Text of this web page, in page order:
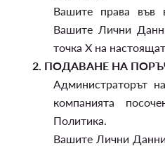
Вашите права във
Вашите Лични
точка X на
2. ПОДАВАНЕ НА
Администраторът
компанията
Политика.
Вашите Лични